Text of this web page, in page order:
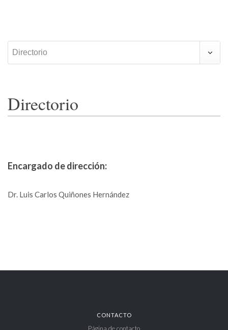
Directorio
Directorio
Encargado de dirección:
Dr. Luis Carlos Quiñones Hernández
CONTACTO
Página de contacto